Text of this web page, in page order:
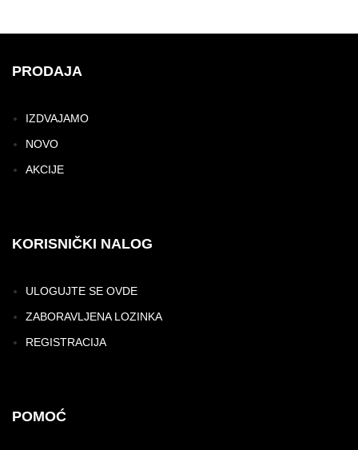
PRODAJA
IZDVAJAMO
NOVO
AKCIJE
KORISNIČKI NALOG
ULOGUJTE SE OVDE
ZABORAVLJENA LOZINKA
REGISTRACIJA
POMOĆ